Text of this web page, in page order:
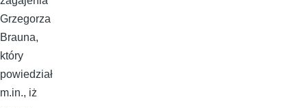
Grzegorza
Brauna,
który
powiedział
m.in., iż